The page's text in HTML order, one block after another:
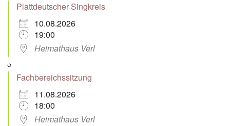
Plattdeutscher Singkreis
10.08.2026
19:00
Heimathaus Verl
Fachbereichssitzung
11.08.2026
18:00
Heimathaus Verl